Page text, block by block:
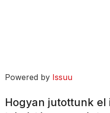
Powered by Issuu
Hogyan jutottunk el